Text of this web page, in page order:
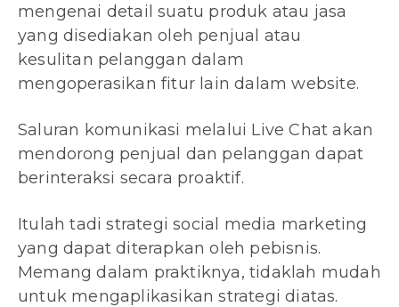
mengenai detail suatu produk atau jasa
yang disediakan oleh penjual atau
kesulitan pelanggan dalam
mengoperasikan fitur lain dalam website.
Saluran komunikasi melalui Live Chat akan
mendorong penjual dan pelanggan dapat
berinteraksi secara proaktif.
Itulah tadi strategi social media marketing
yang dapat diterapkan oleh pebisnis.
Memang dalam praktiknya, tidaklah mudah
untuk mengaplikasikan strategi diatas.